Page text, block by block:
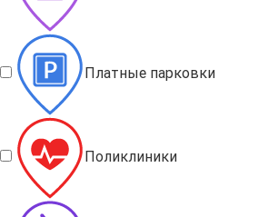
Платные парковки
Поликлиники